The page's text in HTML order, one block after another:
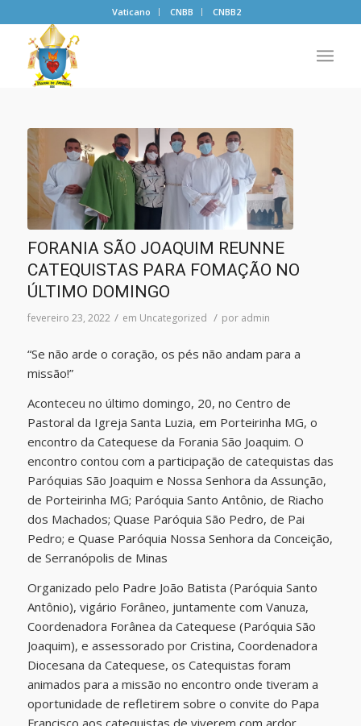
Vaticano CNBB CNBB2
FORANIA SÃO JOAQUIM REUNNE
CATEQUISTAS PARA FOMAÇÃO NO
ÚLTIMO DOMINGO
fevereiro 23, 2022 / em Uncategorized / por admin
“Se não arde o coração, os pés não andam para a
missão!”
Aconteceu no último domingo, 20, no Centro de
Pastoral da Igreja Santa Luzia, em Porteirinha MG, o
encontro da Catequese da Forania São Joaquim. O
encontro contou com a participação de catequistas das
Paróquias São Joaquim e Nossa Senhora da Assunção,
de Porteirinha MG; Paróquia Santo Antônio, de Riacho
dos Machados; Quase Paróquia São Pedro, de Pai
Pedro; e Quase Paróquia Nossa Senhora da Conceição,
de Serranópolis de Minas
Organizado pelo Padre João Batista (Paróquia Santo
Antônio), vigário Forâneo, juntamente com Vanuza,
Coordenadora Forânea da Catequese (Paróquia São
Joaquim), e assessorado por Cristina, Coordenadora
Diocesana da Catequese, os Catequistas foram
animados para a missão no encontro onde tiveram a
oportunidade de refletirem sobre o convite do Papa
Francisco aos catequistas de viverem com ardor